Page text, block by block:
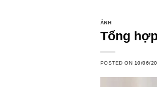
ẢNH
Tổng
POSTED ON 10/06/